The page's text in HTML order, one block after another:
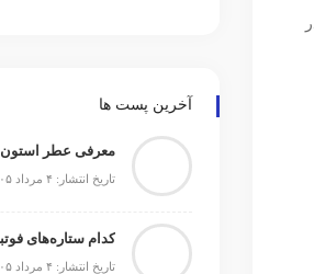
آخرین پست ها
معرفی عطر استون
تاریخ انتشار: ۴ مرداد ۱۴۰۵
تاریخ انتشار: ۴ مرداد ۱۴۰۵